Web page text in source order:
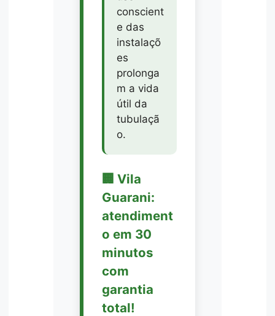
conscient
e das
instalaçõ
es
prolonga
m a vida
útil da
tubulaçã
o.
🏢 Vila
Guarani:
atendiment
o em 30
minutos
com
garantia
total!